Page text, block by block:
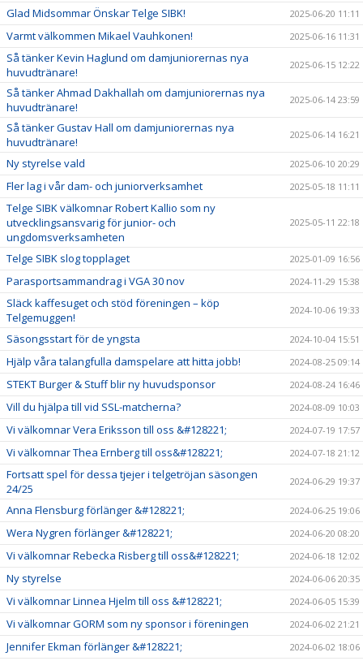
Glad Midsommar Önskar Telge SIBK! 2025-06-20 11:11
Varmt välkommen Mikael Vauhkonen! 2025-06-16 11:31
Så tänker Kevin Haglund om damjuniorernas nya
huvudtränare!
2025-06-15 12:22
Så tänker Ahmad Dakhallah om damjuniorernas nya
huvudtränare!
2025-06-14 23:59
Så tänker Gustav Hall om damjuniorernas nya
huvudtränare!
2025-06-14 16:21
Ny styrelse vald 2025-06-10 20:29
Fler lag i vår dam- och juniorverksamhet 2025-05-18 11:11
Telge SIBK välkomnar Robert Kallio som ny
utvecklingsansvarig för junior- och
ungdomsverksamheten
2025-05-11 22:18
Telge SIBK slog topplaget 2025-01-09 16:56
Parasportsammandrag i VGA 30 nov 2024-11-29 15:38
Släck kaffesuget och stöd föreningen – köp
Telgemuggen!
2024-10-06 19:33
Säsongsstart för de yngsta 2024-10-04 15:51
Hjälp våra talangfulla damspelare att hitta jobb! 2024-08-25 09:14
STEKT Burger & Stuff blir ny huvudsponsor 2024-08-24 16:46
Vill du hjälpa till vid SSL-matcherna? 2024-08-09 10:03
Vi välkomnar Vera Eriksson till oss &#128221; 2024-07-19 17:57
Vi välkomnar Thea Ernberg till oss&#128221; 2024-07-18 21:12
Fortsatt spel för dessa tjejer i telgetröjan säsongen
24/25
2024-06-29 19:37
Anna Flensburg förlänger &#128221; 2024-06-25 19:06
Wera Nygren förlänger &#128221; 2024-06-20 08:20
Vi välkomnar Rebecka Risberg till oss&#128221; 2024-06-18 12:02
Ny styrelse 2024-06-06 20:35
Vi välkomnar Linnea Hjelm till oss &#128221; 2024-06-05 15:39
Vi välkomnar GORM som ny sponsor i föreningen 2024-06-02 21:21
Jennifer Ekman förlänger &#128221; 2024-06-02 18:06